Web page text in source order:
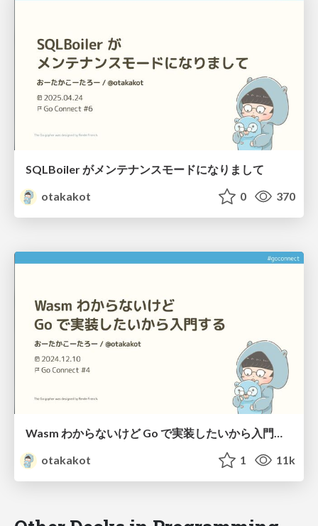
SQLBoiler がメンテナンスモードになりまして
otakakot
0 370
Wasm わからないけど Go で実装したいから入門する
otakakot
1 11k